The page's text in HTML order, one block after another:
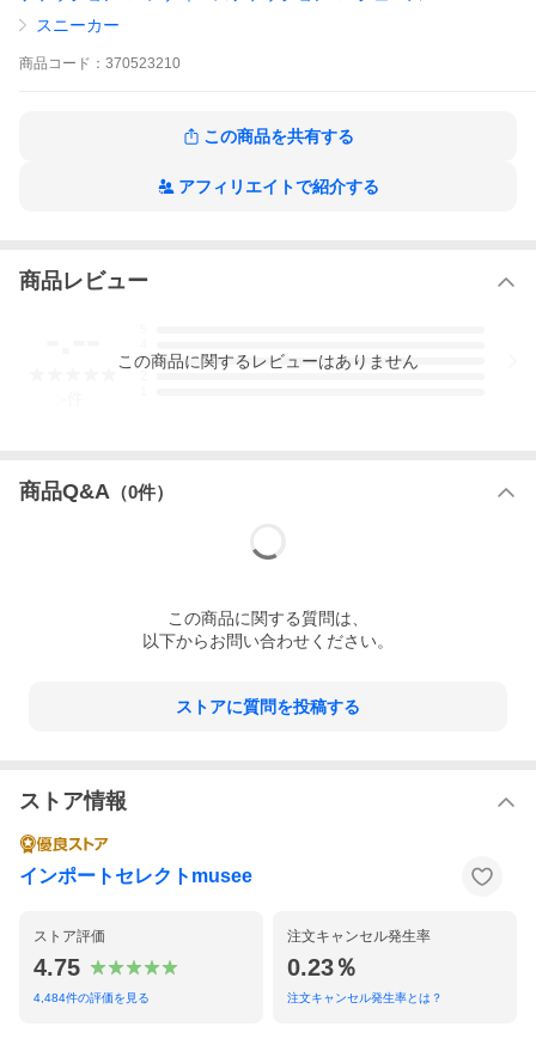
スニーカー
・ヒール高4cmのややボリュームのあるソール
・バック、タン部分にロゴあり
アイテム
【37】(JP:23.5cm相当)
※上記は公式サイトに記載のサイズ相当となり
※商品の計測はcm単位です。商品によって個
素材
⇒ 付属品についてはこちら
スニーカー
商品 コード： 370523210
この商品を共有する
アフィリエイトで紹介する
商品レビュー
3
この商品に関するレビューはありません
商品Q&A （0件）
この商品に関する質問は、
以下からお問い合わせください。
ストアに質問を投稿する
ストア情報
インポートセレクトmusee
ストア評価
4.75
4,484件の評価を見る
注文キャンセル発生率
0.23％
注文キャンセル発生率とは？